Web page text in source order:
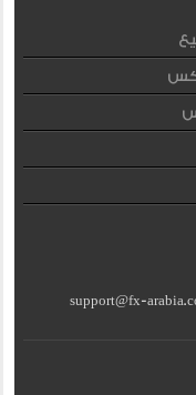
support@fx-